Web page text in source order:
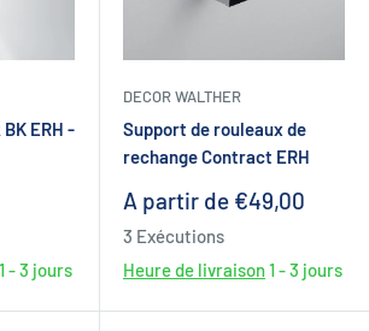
ERH -
1 - 3 jours
DECOR WALTHER
Support de rouleaux de
rechange Contract ERH
Prix
réduit
A partir de €49,00
3 Exécutions
Heure de livraison1 - 3 jours